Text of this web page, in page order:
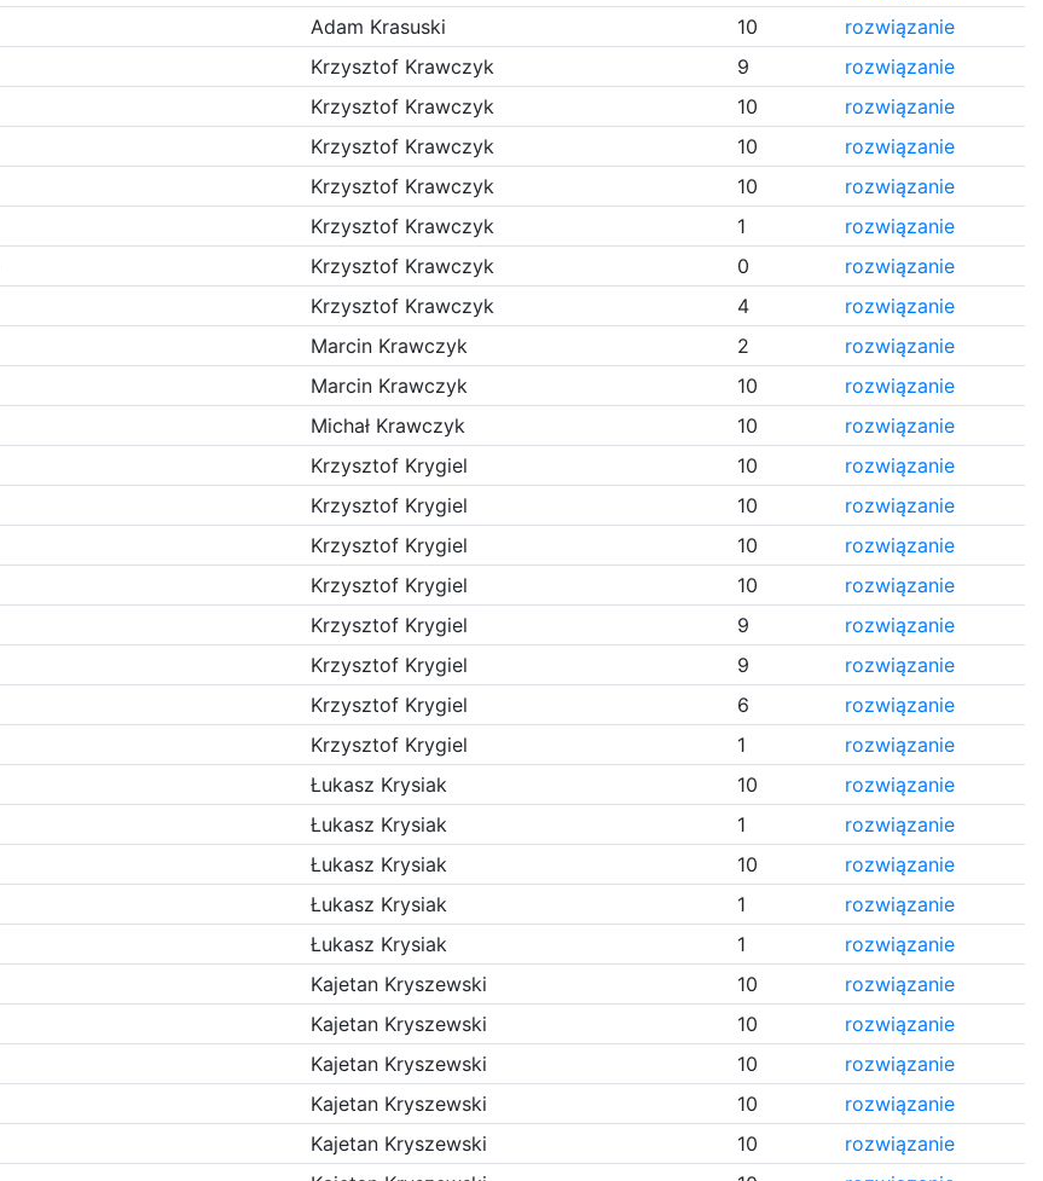
Adam Krasuski 10
rozwiązanie
Krzysztof Krawczyk 9
rozwiązanie
Krzysztof Krawczyk 10
rozwiązanie
Krzysztof Krawczyk 10
rozwiązanie
Krzysztof Krawczyk 10
rozwiązanie
Krzysztof Krawczyk 1
rozwiązanie
Krzysztof Krawczyk 0
rozwiązanie
Krzysztof Krawczyk 4
rozwiązanie
Marcin Krawczyk 2
rozwiązanie
Marcin Krawczyk 10
rozwiązanie
Michał Krawczyk 10
rozwiązanie
Krzysztof Krygiel 10
rozwiązanie
Krzysztof Krygiel 10
rozwiązanie
Krzysztof Krygiel 10
rozwiązanie
Krzysztof Krygiel 10
rozwiązanie
Krzysztof Krygiel 9
rozwiązanie
Krzysztof Krygiel 9
rozwiązanie
Krzysztof Krygiel 6
rozwiązanie
Krzysztof Krygiel 1
rozwiązanie
Łukasz Krysiak 10
rozwiązanie
Łukasz Krysiak 1
rozwiązanie
Łukasz Krysiak 10
rozwiązanie
Łukasz Krysiak 1
rozwiązanie
Łukasz Krysiak 1
rozwiązanie
Kajetan Kryszewski 10
rozwiązanie
Kajetan Kryszewski 10
rozwiązanie
Kajetan Kryszewski 10
rozwiązanie
Kajetan Kryszewski 10
rozwiązanie
Kajetan Kryszewski 10
rozwiązanie